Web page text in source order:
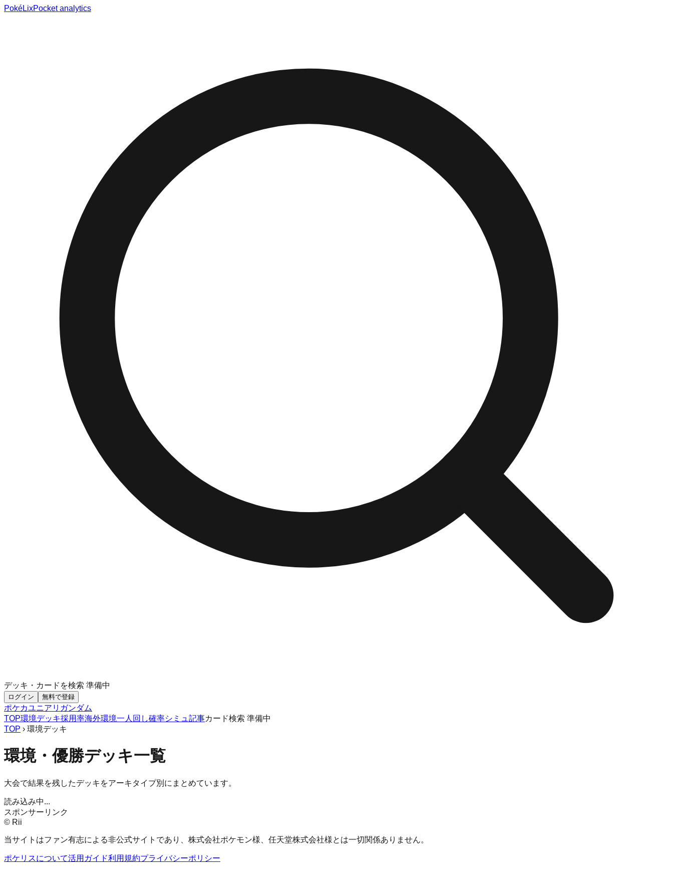
PokéLixPocket analytics
デッキ・カードを検索 準備中
ログイン 無料で登録
ポケカユニアリ ガンダム
TOP環境デッキ採用率海外環境一人回し確率シミュ 記事カード検索 準備中
TOP › 環境デッキ
環境・優勝デッキ一覧
大会で結果を残したデッキをアーキタイプ別にまとめています。
読み込み中...
スポンサーリンク
© Rii
当サイトはファン有志による非公式サイトであり、株式会社ポケモン様、任天堂株式会社様とは一切関係ありません。
ポケリスについて活用ガイド利用規約プライバシーポリシー